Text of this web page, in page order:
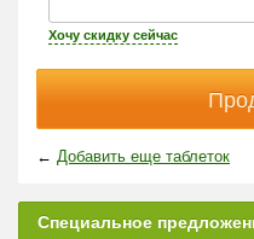
Хочу скидку сейчас
← Добавить еще таблеток
Специальное